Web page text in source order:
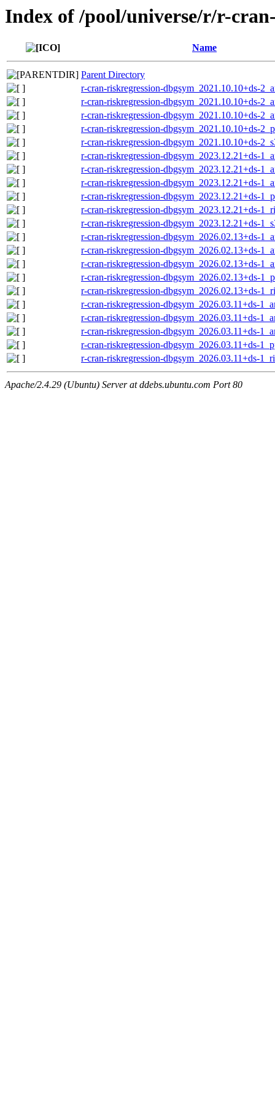
Index of /pool/universe/r/r-
Name
Parent Directory
r-cran-riskregression-dbgsym_2021.10.10+ds-
r-cran-riskregression-dbgsym_2021.10.10+ds-
r-cran-riskregression-dbgsym_2021.10.10+ds-
r-cran-riskregression-dbgsym_2021.10.10+ds-
r-cran-riskregression-dbgsym_2021.10.10+ds-
r-cran-riskregression-dbgsym_2023.12.21+ds-
r-cran-riskregression-dbgsym_2023.12.21+ds-
r-cran-riskregression-dbgsym_2023.12.21+ds-
r-cran-riskregression-dbgsym_2023.12.21+ds-
r-cran-riskregression-dbgsym_2023.12.21+ds-
r-cran-riskregression-dbgsym_2023.12.21+ds-
r-cran-riskregression-dbgsym_2026.02.13+ds-
r-cran-riskregression-dbgsym_2026.02.13+ds-
r-cran-riskregression-dbgsym_2026.02.13+ds-
r-cran-riskregression-dbgsym_2026.02.13+ds-
r-cran-riskregression-dbgsym_2026.02.13+ds-
r-cran-riskregression-dbgsym_2026.03.11+ds-
r-cran-riskregression-dbgsym_2026.03.11+ds-
r-cran-riskregression-dbgsym_2026.03.11+ds-
r-cran-riskregression-dbgsym_2026.03.11+ds-
r-cran-riskregression-dbgsym_2026.03.11+ds-
Apache/2.4.29 (Ubuntu) Server at ddebs.ubuntu.com Port 80